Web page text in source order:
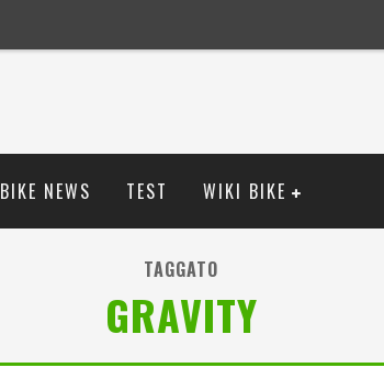
BIKE NEWS TEST WIKI BIKE
TAGGATO
GRAVITY